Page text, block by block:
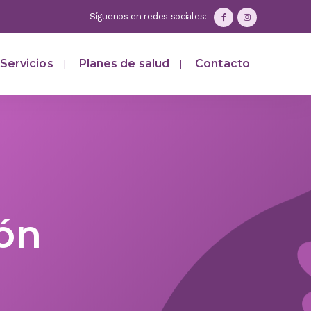
Síguenos en redes sociales:
Servicios Planes de salud Contacto